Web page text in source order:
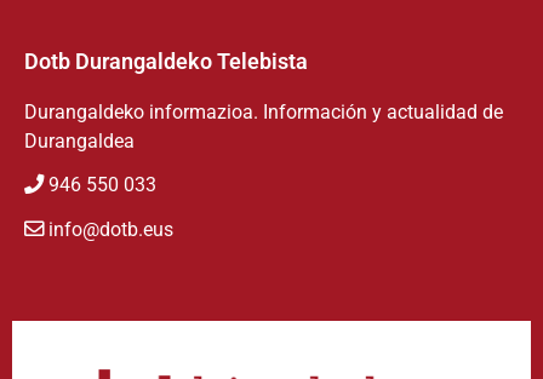
Dotb Durangaldeko Telebista
Durangaldeko informazioa. Información y actualidad de
Durangaldea
946 550 033
info@dotb.eus